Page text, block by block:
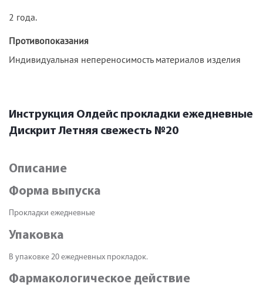
2 года.
Противопоказания
Индивидуальная непереносимость материалов изделия
Инструкция Олдейс прокладки ежедневные
Дискрит Летняя свежесть №20
Описание
Форма выпуска
Прокладки ежедневные
Упаковка
В упаковке 20 ежедневных прокладок.
Фармакологическое действие